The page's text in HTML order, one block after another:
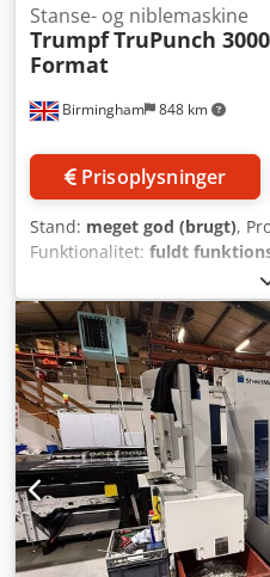
Birmingham 848 km
Stanse- og niblemaskine
TrumpfTruPunch
Format
Prisoplysninger
Stand: meget god (brugt),
Funktionalitet: fuldt
30.001.500
mm, vandring på Y-aksen:
fuldt serviceret brugt Trumpf
revolverstans til salg
3000 (S11) År: 11/2012
uden omplacering
akse): 3000 mm
1600 mm Stor
multi-værktøjsfunktion Type:
Video tilgængelig på